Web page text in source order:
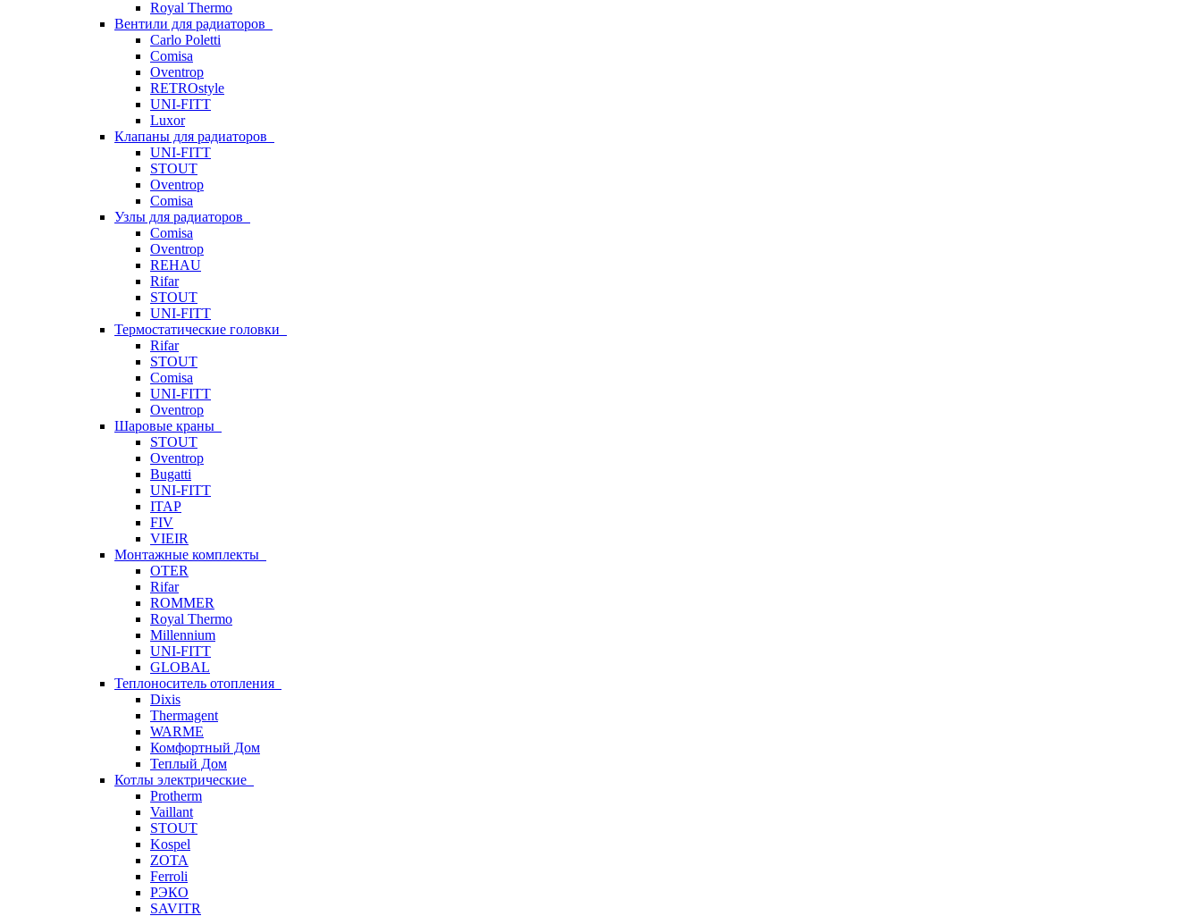
Royal Thermo
Вентили для радиаторов
Carlo Poletti
Comisa
Oventrop
RETROstyle
UNI-FITT
Luxor
Клапаны для радиаторов
UNI-FITT
STOUT
Oventrop
Comisa
Узлы для радиаторов
Comisa
Oventrop
REHAU
Rifar
STOUT
UNI-FITT
Термостатические головки
Rifar
STOUT
Comisa
UNI-FITT
Oventrop
Шаровые краны
STOUT
Oventrop
Bugatti
UNI-FITT
ITAP
FIV
VIEIR
Монтажные комплекты
OTER
Rifar
ROMMER
Royal Thermo
Millennium
UNI-FITT
GLOBAL
Теплоноситель отопления
Dixis
Thermagent
WARME
Комфортный Дом
Теплый Дом
Котлы электрические
Protherm
Vaillant
STOUT
Kospel
ZOTA
Ferroli
РЭКО
SAVITR